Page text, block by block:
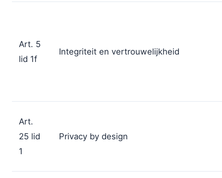
Art. 5
lid 1f
Integriteit en vertrouwelijkheid
Art.
25 lid
1
Privacy by design